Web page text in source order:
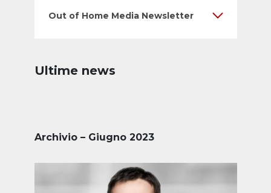
Out of Home Media Newsletter
Ultime news
Archivio – Giugno 2023